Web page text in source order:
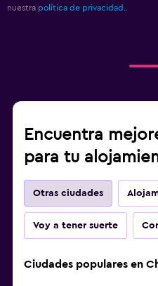
nuestra política de privacidad.
Encuentra
para tu
Otras ciudades
Voy a tener suerte
Ciudades populares en